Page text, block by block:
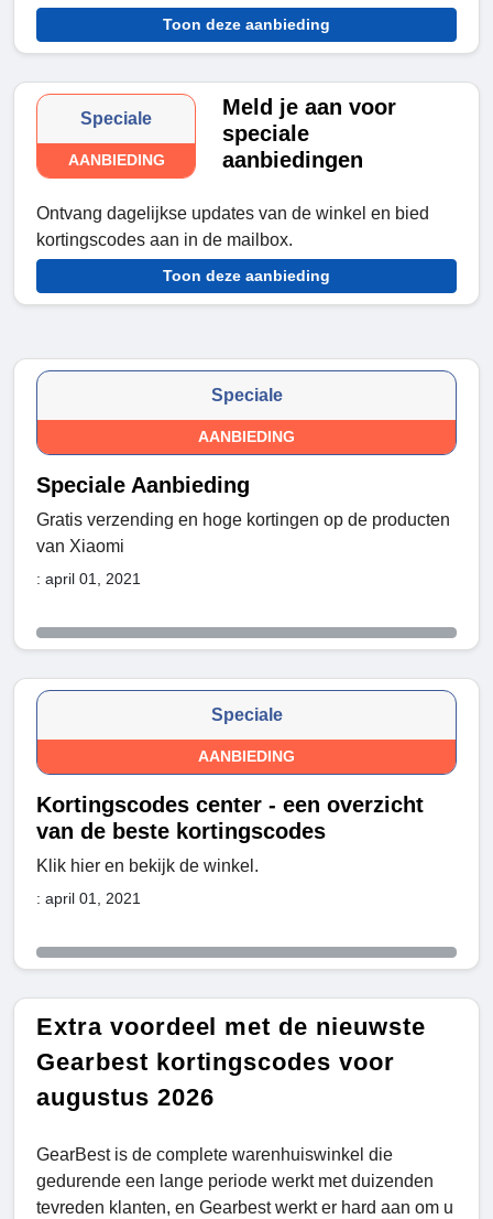
Toon deze aanbieding
Speciale
AANBIEDING
Meld je aan voor
speciale
aanbiedingen
Ontvang dagelijkse updates van de winkel en bied
kortingscodes aan in de mailbox.
Toon deze aanbieding
Speciale
AANBIEDING
Speciale Aanbieding
Gratis verzending en hoge kortingen op de producten
van Xiaomi
: april 01, 2021
Speciale
AANBIEDING
Kortingscodes center - een overzicht
van de beste kortingscodes
Klik hier en bekijk de winkel.
: april 01, 2021
Extra voordeel met de nieuwste
Gearbest kortingscodes voor
augustus 2026
GearBest is de complete warenhuiswinkel die
gedurende een lange periode werkt met duizenden
tevreden klanten, en Gearbest werkt er hard aan om u